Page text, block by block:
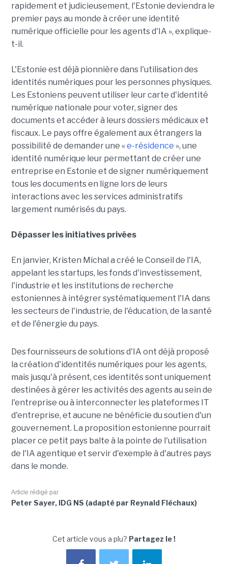
rapidement et judicieusement, l'Estonie deviendra le
premier pays au monde à créer une identité
numérique officielle pour les agents d'IA », explique-
t-il.
L'Estonie est déjà pionnière dans l'utilisation des
identités numériques pour les personnes physiques.
Les Estoniens peuvent utiliser leur carte d'identité
numérique nationale pour voter, signer des
documents et accéder à leurs dossiers médicaux et
fiscaux. Le pays offre également aux étrangers la
possibilité de demander une «e-résidence », une
identité numérique leur permettant de créer une
entreprise en Estonie et de signer numériquement
tous les documents en ligne lors de leurs
interactions avec les services administratifs
largement numérisés du pays.
Dépasser les initiatives privées
En janvier, Kristen Michal a créé le Conseil de l'IA,
appelant les startups, les fonds d'investissement,
l'industrie et les institutions de recherche
estoniennes à intégrer systématiquement l'IA dans
les secteurs de l'industrie, de l'éducation, de la santé
et de l'énergie du pays.
Des fournisseurs de solutions d'IA ont déjà proposé
la création d'identités numériques pour les agents,
mais jusqu'à présent, ces identités sont uniquement
destinées à gérer les activités des agents au sein de
l'entreprise ou à interconnecter les plateformes IT
d'entreprise, et aucune ne bénéficie du soutien d'un
gouvernement. La proposition estonienne pourrait
placer ce petit pays balte à la pointe de l'utilisation
de l'IA agentique et servir d'exemple à d'autres pays
dans le monde.
Article rédigé par
Peter Sayer, IDG NS (adapté par Reynald Fléchaux)
Cet article vous a plu? Partagez le !